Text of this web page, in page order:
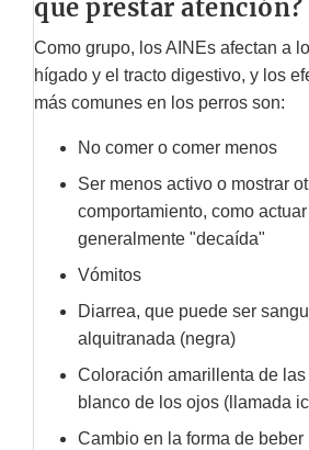
que prestar atención?
Como grupo, los AINEs afectan a
hígado y el tracto digestivo, y los
más comunes en los perros son:
No comer o comer menos
Ser menos activo o mostrar
comportamiento, como
generalmente "decaída"
Vómitos
Diarrea, que puede ser
alquitranada (negra)
Coloración amarillenta de las
blanco de los ojos (llamada
Cambio en la forma de beber